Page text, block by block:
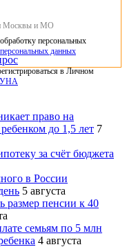
Москвы и МО
персональных
данных
в Личном
право на
до 1,5 лет 7
за счёт бюджета
в России
5 августа
размер пенсии к 40
семьям по 5 млн
4 августа